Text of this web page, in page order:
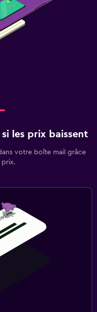
les prix baissent
votre boîte mail grâce
prix.